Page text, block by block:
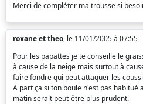
Merci de compléter ma trousse si
roxane et theo, le 11/01/2005 à 07:55
Pour les papattes je te conseille le
à cause de la neige mais surtout à
faire fondre qui peut attaquer les
A part ça si ton boule n'est pas habitué
matin serait peut-être plus prudent.